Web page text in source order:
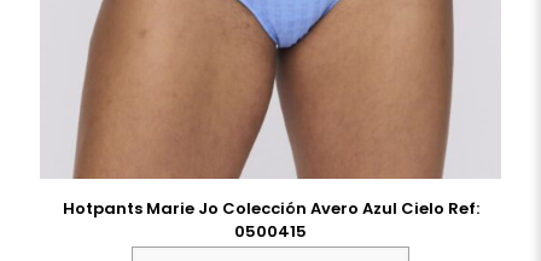
Hotpants Marie Jo Colección Avero Azul Cielo Ref:
0500415